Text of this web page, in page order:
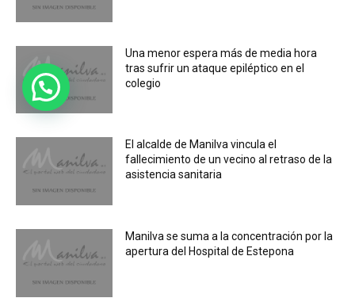
Una menor espera más de media hora
tras sufrir un ataque epiléptico en el
colegio
El alcalde de Manilva vincula el
fallecimiento de un vecino al retraso de la
asistencia sanitaria
Manilva se suma a la concentración por la
apertura del Hospital de Estepona